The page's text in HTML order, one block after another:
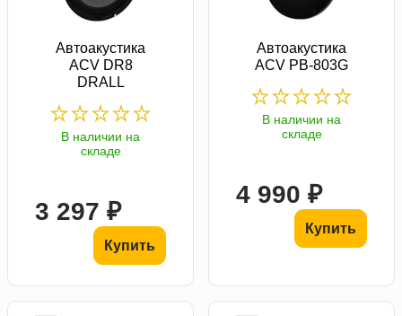
Автоакустика
ACV DR8
DRALL
В наличии на
складе
3 297 ₽
Купить
Автоакустика
ACV PB-803G
В наличии на
складе
4 990 ₽
Купить